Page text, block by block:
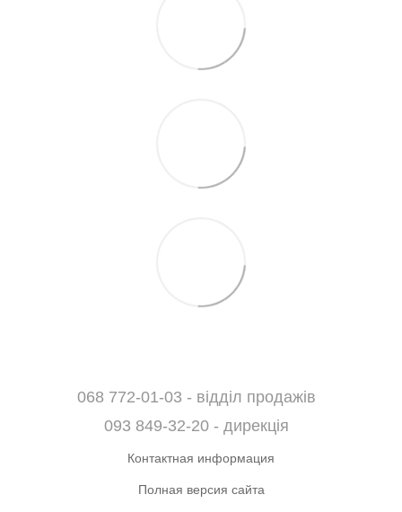
068 772-01-03 - відділ продажів
093 849-32-20 - дирекція
Контактная информация
Полная версия сайта